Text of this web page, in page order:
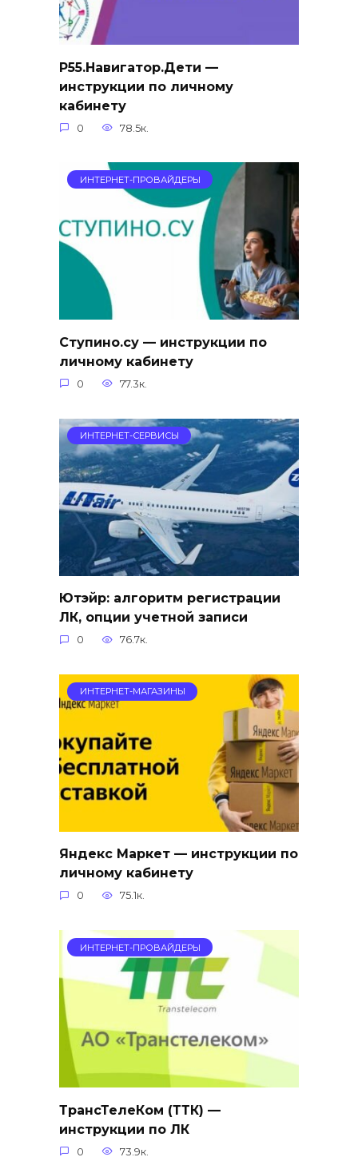
Р55.Навигатор.Дети —
инструкции по личному
кабинету
0 78.5к.
ИНТЕРНЕТ-ПРОВАЙДЕРЫ
Ступино.су — инструкции по
личному кабинету
0 77.3к.
ИНТЕРНЕТ-СЕРВИСЫ
Ютэйр: алгоритм регистрации
ЛК, опции учетной записи
0 76.7к.
ИНТЕРНЕТ-МАГАЗИНЫ
Яндекс Маркет — инструкции по
личному кабинету
0 75.1к.
ИНТЕРНЕТ-ПРОВАЙДЕРЫ
ТрансТелеКом (ТТК) —
инструкции по ЛК
0 73.9к.